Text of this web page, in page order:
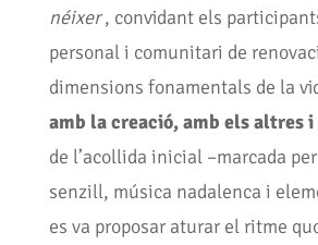
néixer, convidant els
personal i comunitari de
dimensions fonamentals de la
amb la creació, amb els altres i
de l’acollida inicial –marcada
senzill, música nadalenca i
es va proposar aturar el ritme